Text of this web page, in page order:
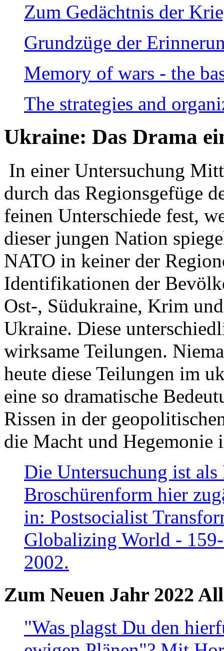
Zum Gedächtnis der
Grundzüge der
Memory of wars - the
The strategies and
Ukraine: Das Drama
In einer Untersuchung
durch das Regionsgefüge
feinen Unterschiede fest,
dieser jungen Nation
NATO in keiner der
Identifikationen der
Ost-, Südukraine, Krim
Ukraine. Diese
wirksame Teilungen.
heute diese Teilungen im
eine so dramatische
Rissen in der
die Macht und Hegemonie
Die Untersuchung ist
Broschürenform hier
in: Postsocialist
Globalizing World -
2002.
Zum Neuen Jahr 2022
"Was plagst Du den